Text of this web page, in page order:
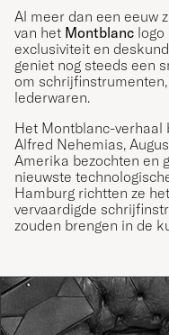
Al meer dan een eeuw
van het Montblanc logo
exclusiviteit en
geniet nog steeds een
om
lederwaren.
Het Montblanc-verhaal
Alfred Nehemias,
Amerika bezochten en
nieuwste
Hamburg richtten ze
vervaardigde
zouden brengen in de